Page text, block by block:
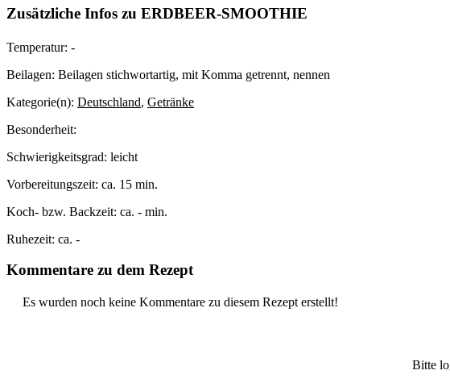
Zusätzliche Infos zu ERDBEER-SMOOTHIE
Temperatur: -
Beilagen: Beilagen stichwortartig, mit Komma getrennt, nennen
Kategorie(n): Deutschland, Getränke
Besonderheit:
Schwierigkeitsgrad: leicht
Vorbereitungszeit: ca. 15 min.
Koch- bzw. Backzeit: ca. - min.
Ruhezeit: ca. -
Kommentare zu dem Rezept
Es wurden noch keine Kommentare zu diesem Rezept erstellt!
Bitte